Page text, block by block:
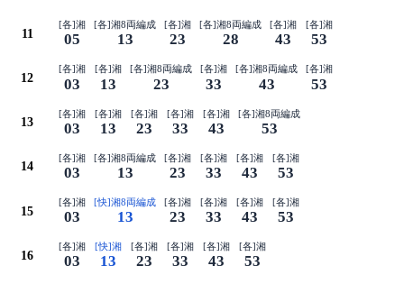
11
[各]湘
05
[各]湘8両編成
13
[各]湘
23
[各]湘8両編成
28
[各]湘
43
[各]湘
53
12
[各]湘
03
[各]湘
13
[各]湘8両編成
23
[各]湘
33
[各]湘8両編成
43
[各]湘
53
13
[各]湘
03
[各]湘
13
[各]湘
23
[各]湘
33
[各]湘
43
[各]湘8両編成
53
14
[各]湘
03
[各]湘8両編成
13
[各]湘
23
[各]湘
33
[各]湘
43
[各]湘
53
15
[各]湘
03
[快]湘8両編成
13
[各]湘
23
[各]湘
33
[各]湘
43
[各]湘
53
16
[各]湘
03
[快]湘
13
[各]湘
23
[各]湘
33
[各]湘
43
[各]湘
53